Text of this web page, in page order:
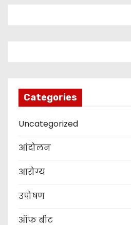
Categories
Uncategorized
आंदोलन
आरोग्य
उपोषण
ऑफ बीट